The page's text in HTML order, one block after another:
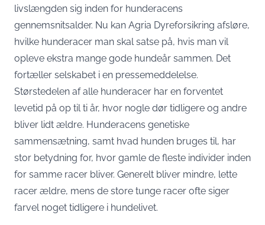
livslængden sig inden for hunderacens
gennemsnitsalder. Nu kan Agria Dyreforsikring afsløre,
hvilke hunderacer man skal satse på, hvis man vil
opleve ekstra mange gode hundeår sammen. Det
fortæller selskabet i en pressemeddelelse.
Størstedelen af alle hunderacer har en forventet
levetid på op til ti år, hvor nogle dør tidligere og andre
bliver lidt ældre. Hunderacens genetiske
sammensætning, samt hvad hunden bruges til, har
stor betydning for, hvor gamle de fleste individer inden
for samme racer bliver. Generelt bliver mindre, lette
racer ældre, mens de store tunge racer ofte siger
farvel noget tidligere i hundelivet.